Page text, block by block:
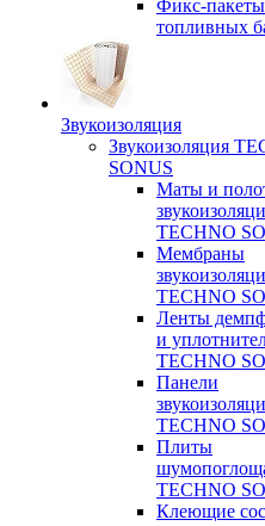
Фикс-
топливных
Звукоизоляция
Звукоизоляция
SONUS
Маты и
TECHNO
Мембраны
TECHNO
Ленты
и
TECHNO
Панели
TECHNO
Плиты
TECHNO
Клеющие